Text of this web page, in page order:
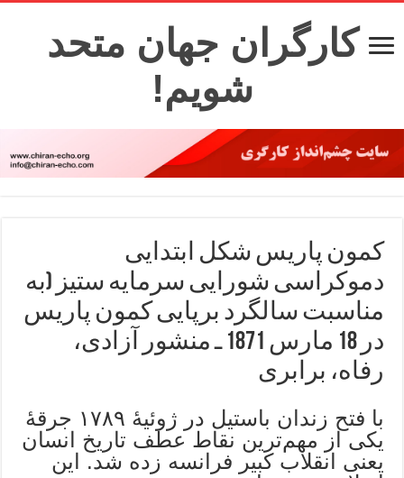
کارگران جهان متحد
شویم!
کمون پاریس شکل ابتدایی
دموکراسی شورایی سرمایه ستیز (به
مناسبت سالگرد برپایی کمون پاریس
در 18 مارس 1871 ـ منشور آزادی،
رفاه، برابری
با فتح زندان باستیل در ژوئیۀ ۱۷۸۹ جرقۀ
یکی از مهم‌ترین نقاط عطف تاریخ انسان
یعنی انقلاب کبیر فرانسه زده شد. این